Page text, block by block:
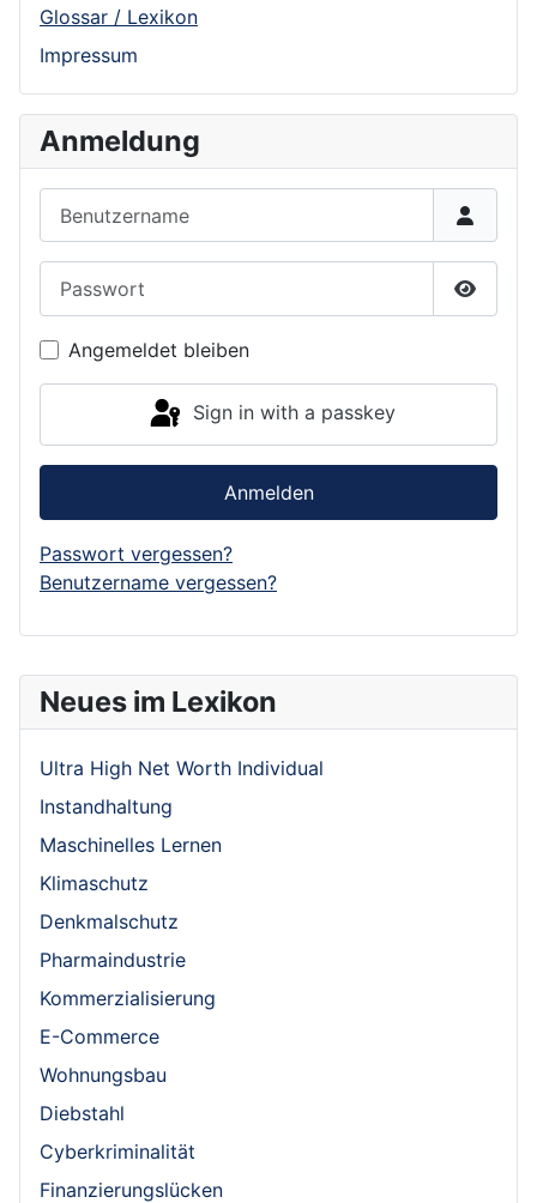
Neues im Lexikon
Ultra High Net Worth Individual
Instandhaltung
Maschinelles Lernen
Klimaschutz
Denkmalschutz
Pharmaindustrie
Kommerzialisierung
E-Commerce
Wohnungsbau
Diebstahl
Cyberkriminalität
Finanzierungslücken
Glossar / Lexikon
Impressum
Anmeldung
Show
Angemeldet bleiben
Sign in with a passkey
Anmelden
Passwort vergessen?
Benutzername vergessen?